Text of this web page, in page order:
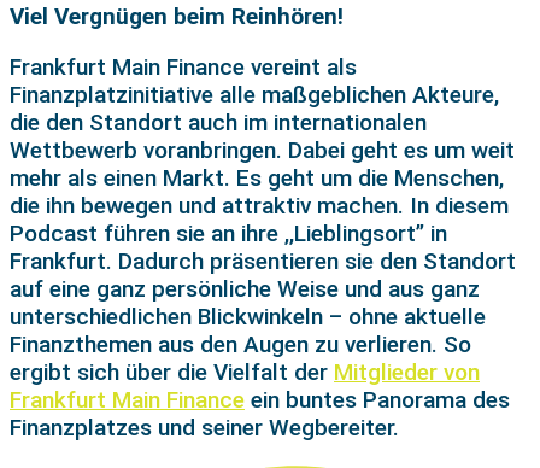
Viel Vergnügen beim Reinhören!
Frankfurt Main Finance vereint als
Finanzplatzinitiative alle maßgeblichen Akteure,
die den Standort auch im internationalen
Wettbewerb voranbringen. Dabei geht es um weit
mehr als einen Markt. Es geht um die Menschen,
die ihn bewegen und attraktiv machen. In diesem
Podcast führen sie an ihre ,,Lieblingsort” in
Frankfurt. Dadurch präsentieren sie den Standort
auf eine ganz persönliche Weise und aus ganz
unterschiedlichen Blickwinkeln – ohne aktuelle
Finanzthemen aus den Augen zu verlieren. So
ergibt sich über die Vielfalt der Mitglieder von
Frankfurt Main Finance ein buntes Panorama des
Finanzplatzes und seiner Wegbereiter.